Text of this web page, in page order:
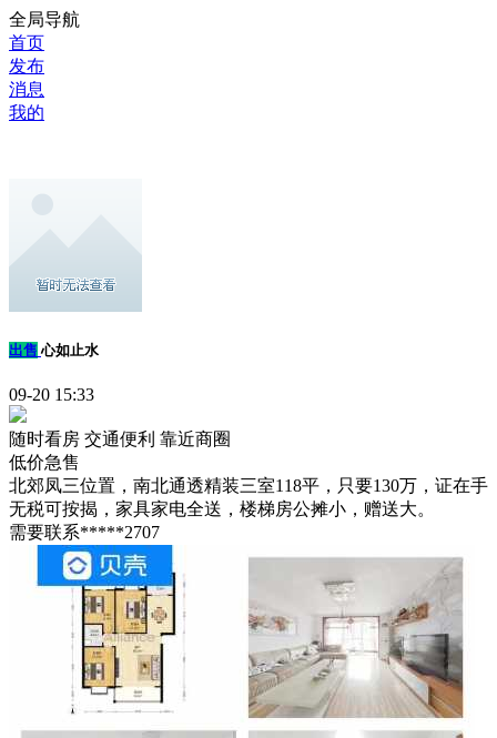
全局导航
首页
发布
消息
我的
出售 心如止水
09-20 15:33
随时看房 交通便利 靠近商圈
低价急售
北郊凤三位置，南北通透精装三室118平，只要130万，证在手
无税可按揭，家具家电全送，楼梯房公摊小，赠送大。
需要联系*****2707